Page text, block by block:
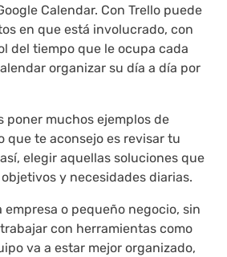
Calendar. Con Trello puede
en que está involucrado, con
del tiempo que le ocupa cada
organizar su día a día por
poner muchos ejemplos de
que te aconsejo es revisar tu
elegir aquellas soluciones que
y necesidades diarias.
empresa o pequeño negocio, sin
con herramientas como
va a estar mejor organizado,